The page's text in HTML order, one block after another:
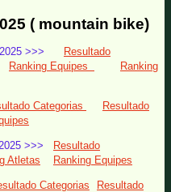
( mountain bike)
2025 >>>
Resultado
Ranking Equipes
Ranking
Categorias
Resultado
>>>
Resultado
Atletas Ranking Equipes
Categorias
Resultado